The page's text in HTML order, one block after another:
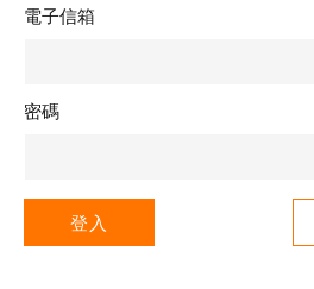
電子信箱
密碼
登入